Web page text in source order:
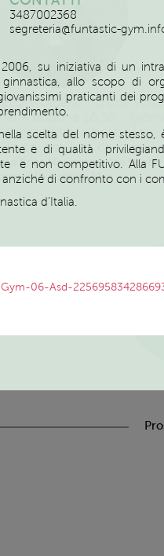
3487002368
segreteria@funtastic-
su iniziativa di un
allo scopo di
praticanti dei
scelta del nome
e di qualità
e non competitivo. Alla
di confronto con i
d’Italia.
06-Asd-
si svolgeranno una volta
dopo le 16.30. I giorni
concordate in base alle
dei genitori.
Gli incontri si
a Briga Novarese – Via Dante,
– Via Usellini, 11